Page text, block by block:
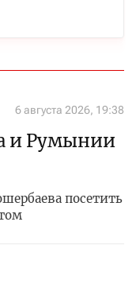
6 августа 2026, 19:38
и Румынии
посетить